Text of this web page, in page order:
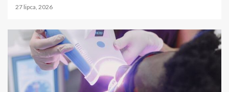
27 lipca, 2026